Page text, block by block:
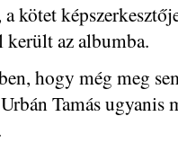
kötet
került az albumba.
hogy még meg
Tamás ugyanis